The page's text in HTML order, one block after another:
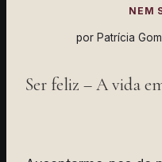
NEM
por Patrícia
Ser feliz – A vida